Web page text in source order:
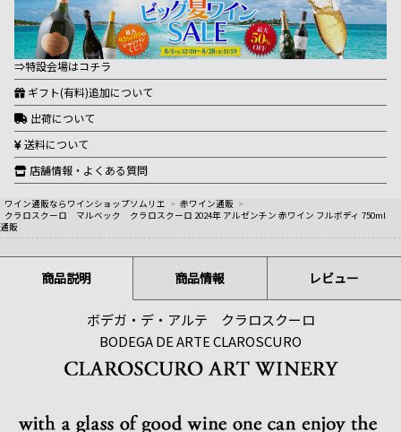
⇒特設会場はコチラ
ギフト(有料)追加について
出荷について
送料について
店舗情報・よくある質問
ワイン通販ならワインショップソムリエ > 赤ワイン通販 >
クラロスクーロ マルベック クラロスクーロ 2024年 アルゼンチン 赤ワイン フルボディ 750ml
通販
商品説明 商品情報 レビュー
ボデガ・デ・アルテ クラロスクーロ
BODEGA DE ARTE CLAROSCURO